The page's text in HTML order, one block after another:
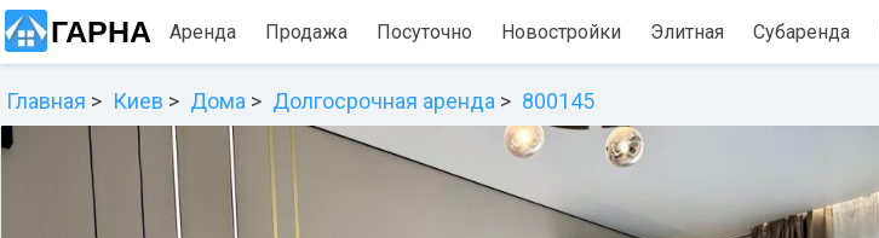
ГАРНА Аренда Продажа Посуточно Новостройки Элитная Субаренда
Главная Киев Дома Долгосрочная аренда 800145